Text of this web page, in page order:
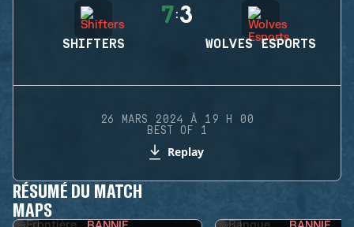
SHIFTERS
7:3
WOLVES ESPORTS
26 MARS 2024 À 19 H 00
BEST OF 1
Replay
RÉSUMÉ DU MATCH
MAPS